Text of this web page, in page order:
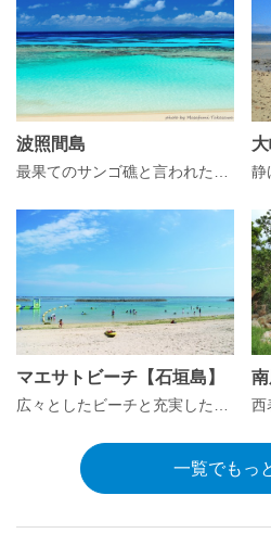
波照間島
マエサトビーチ【石垣島】
一覧でもっ